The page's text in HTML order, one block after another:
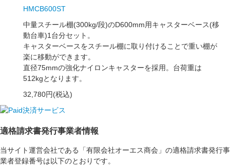
HMCB600ST
中量スチール棚(300kg/段)のD600mm用キャスターベース(移
動台車)1台分セット。
キャスターベースをスチール棚に取り付けることで重い棚が
楽に移動ができます。
直径75mmの強化ナイロンキャスターを採用。台荷重は
512kgとなります。
32,780円(税込)
適格請求書発行事業者情報
当サイト運営会社である「有限会社オーエス商会」の適格請求書発行事
業者登録番号は以下のとおりです。